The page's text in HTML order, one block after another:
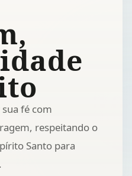
fé com
respeitando o
Santo para